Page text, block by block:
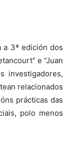
a 3ª edición dos
e “Juan
investigadores,
relacionados
prácticas das
polo menos